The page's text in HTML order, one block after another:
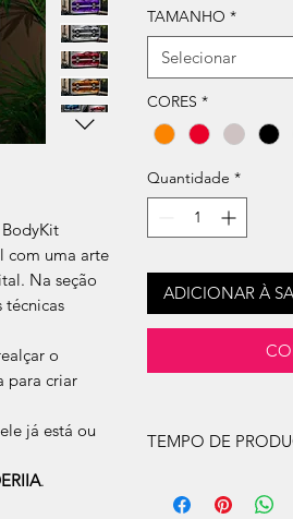
com uma arte
Na seção
técnicas
o
para criar
já está ou
.
TAMANHO *
Selecionar
CORES *
Quantidade *
ADICIONAR À
TEMPO DE
úteis, após a